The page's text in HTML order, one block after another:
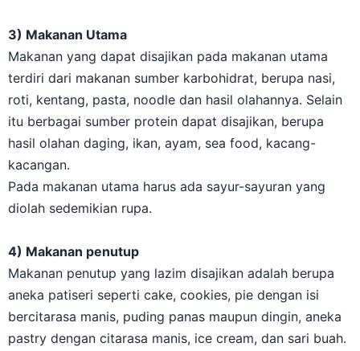
3) Makanan Utama
Makanan yang dapat disajikan pada makanan utama
terdiri dari makanan sumber karbohidrat, berupa nasi,
roti, kentang, pasta, noodle dan hasil olahannya. Selain
itu berbagai sumber protein dapat disajikan, berupa
hasil olahan daging, ikan, ayam, sea food, kacang-
kacangan.
Pada makanan utama harus ada sayur-sayuran yang
diolah sedemikian rupa.
4) Makanan penutup
Makanan penutup yang lazim disajikan adalah berupa
aneka patiseri seperti cake, cookies, pie dengan isi
bercitarasa manis, puding panas maupun dingin, aneka
pastry dengan citarasa manis, ice cream, dan sari buah.